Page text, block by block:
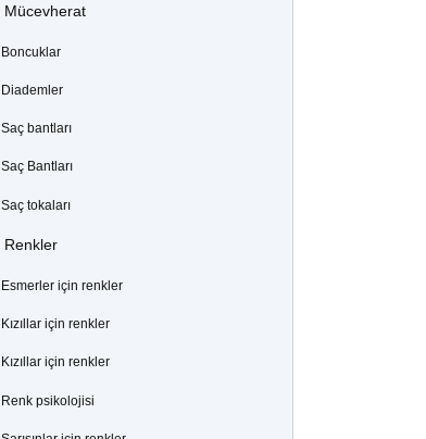
Mücevherat
Boncuklar
Diademler
Saç bantları
Saç Bantları
Saç tokaları
Renkler
Esmerler için renkler
Kızıllar için renkler
Kızıllar için renkler
Renk psikolojisi